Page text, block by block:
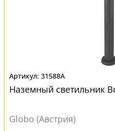
31588A
Наземный светильник
Globo (Австрия)